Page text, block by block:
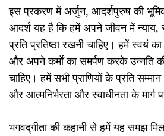
इस प्रकरण में अर्जुन, आदर्शपुरुष की
आदर्श यह है कि हमें अपने जीवन में न्याय,
प्रति प्रतिष्ठा रखनी चाहिए। हमें स्वयं का
और अपने कर्मों का समर्पण करके उन्नति
चाहिए। हमें सभी प्राणियों के प्रति
और आत्मनिर्भरता और स्वाधीनता के मार्ग
भगवद्गीता की कहानी से हमें यह समझ